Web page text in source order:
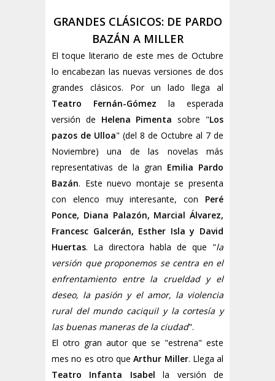
GRANDES CLÁSICOS: DE PARDO
BAZÁN A MILLER
El toque literario de este mes de Octubre
lo encabezan las nuevas versiones de dos
grandes clásicos. Por un lado llega al
Teatro Fernán-Gómez la esperada
versión de Helena Pimenta sobre "Los
pazos de Ulloa" (del 8 de Octubre al 7 de
Noviembre) una de las novelas más
representativas de la gran Emilia Pardo
Bazán. Este nuevo montaje se presenta
con elenco muy interesante, con Peré
Ponce, Diana Palazón, Marcial Álvarez,
Francesc Galcerán, Esther Isla y David
Huertas. La directora habla de que "la
versión que proponemos se centra en el
enfrentamiento entre la crueldad y el
deseo, la pasión y el amor, la violencia
rural del mundo caciquil y la cortesía y
las buenas maneras de la ciudad".
El otro gran autor que se "estrena" este
mes no es otro queArthur Miller. Llega al
Teatro Infanta Isabel la versión de